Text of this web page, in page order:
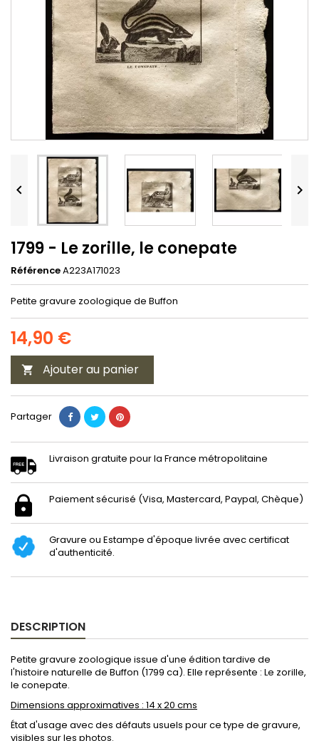
 
1799 - Le zorille, le conepate
RéférenceA223A171023
Petite gravure zoologique de Buffon
14,90 €
 Ajouter au panier
Partager
Livraison gratuite pour la France métropolitaine
Paiement sécurisé (Visa, Mastercard, Paypal, Chèque)
Gravure ou Estampe d'époque livrée avec certificat
d'authenticité.
DESCRIPTION
Petite gravure zoologique issue d'une édition tardive de
l'histoire naturelle de Buffon (1799 ca). Elle représente : Le zorille,
le conepate.
Dimensions approximatives : 14 x 20 cms
État d'usage avec des défauts usuels pour ce type de gravure,
visibles sur les photos.